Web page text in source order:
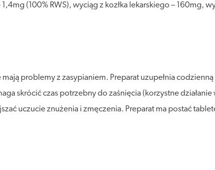
(100% RWS), wyciąg z kozłka lekarskiego – 160mg,
problemy z zasypianiem. Preparat uzupełnia
skrócić czas potrzebny do zaśnięcia (korzystne
uczucie znużenia i zmęczenia. Preparat ma postać